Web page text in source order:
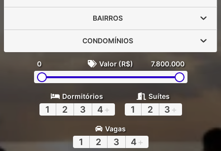
BAIRROS
CONDOMÍNIOS
0 Valor (R$) 7.800.000
Dormitórios
1 2 3 4 +
Suítes
1 2 3 +
Vagas
1 2 3 4 +